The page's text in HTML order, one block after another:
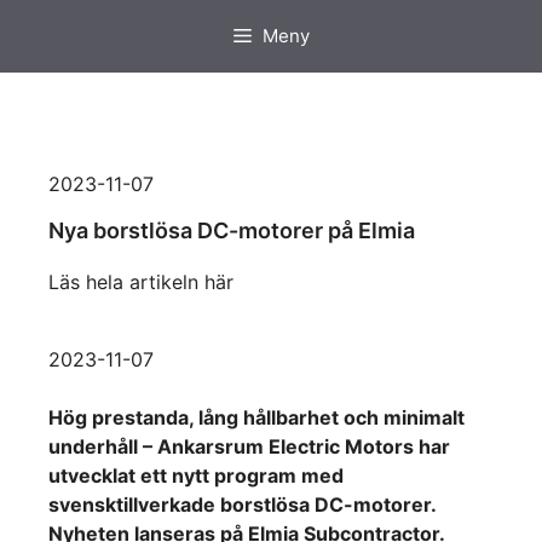
innehåll
Meny
2023-11-07
Nya borstlösa DC-motorer på Elmia
Läs hela artikeln här
2023-11-07
Hög prestanda, lång hållbarhet och minimalt
underhåll – Ankarsrum Electric Motors har
utvecklat ett nytt program med
svensktillverkade borstlösa DC-motorer.
Nyheten lanseras på Elmia Subcontractor.